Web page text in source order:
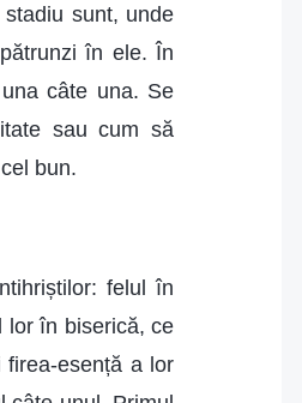
sunt, unde
în ele. În
câte una. Se
sau cum să
bun.
felul în
lor în biserică, ce
firea-esență a lor